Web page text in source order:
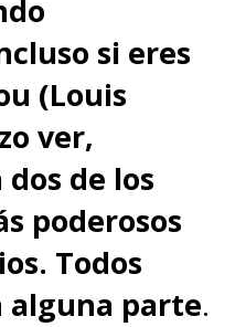
si eres
(Louis
ver,
de los
poderosos
Todos
alguna parte.